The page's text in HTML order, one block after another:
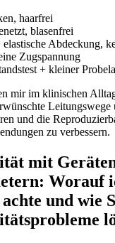
haarfrei
blasenfrei
elastische Abdeckung,
Zugspannung
+ kleiner
‌mir im klinischen
und die
zu ‌verbessern.
mit
Worauf
und wie⁢